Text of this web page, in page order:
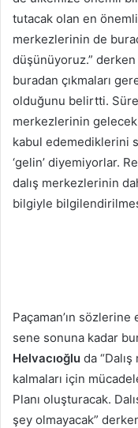
tutacak olan en
merkezlerinin de
düşünüyoruz.”
buradan çıkmaları
olduğunu belirtti.
merkezlerinin gelecek
kabul edemediklerini
‘gelin’ diyemiyorlar.
dalış merkezlerinin
bilgiyle
Paçaman’ın
sene sonuna kadar
Helvacıoğlu da
kalmaları için
Planı oluşturacak.
şey olmayacak”